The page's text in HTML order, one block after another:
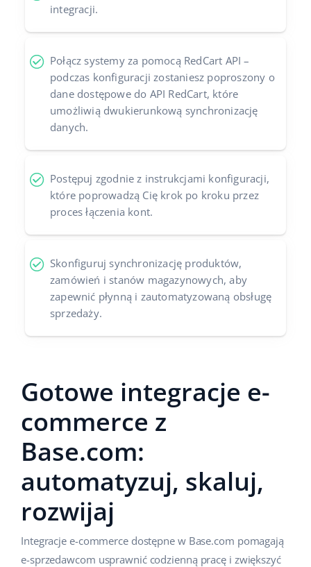
integracji.
Połącz systemy za pomocą RedCart API –
podczas konfiguracji zostaniesz poproszony o
dane dostępowe do API RedCart, które
umożliwią dwukierunkową synchronizację
danych.
Postępuj zgodnie z instrukcjami konfiguracji,
które poprowadzą Cię krok po kroku przez
proces łączenia kont.
Skonfiguruj synchronizację produktów,
zamówień i stanów magazynowych, aby
zapewnić płynną i zautomatyzowaną obsługę
sprzedaży.
Gotowe integracje e-
commerce z
Base.com:
automatyzuj, skaluj,
rozwijaj
Integracje e-commerce dostępne w Base.com pomagają
e-sprzedawcom usprawnić codzienną pracę i zwiększyć